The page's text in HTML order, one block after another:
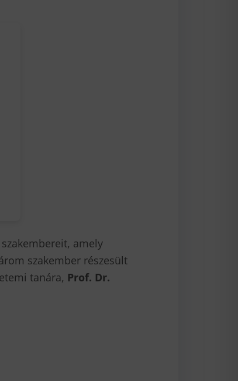
amely
szakember részesült
tanára, Prof. Dr.